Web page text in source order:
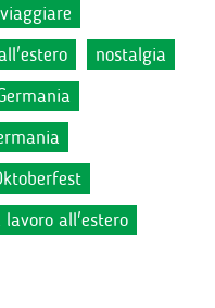
viaggiare
nostalgia
all'estero